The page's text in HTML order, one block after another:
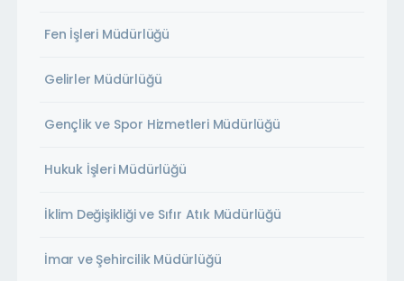
Fen İşleri Müdürlüğü
Gelirler Müdürlüğü
Gençlik ve Spor Hizmetleri Müdürlüğü
Hukuk İşleri Müdürlüğü
İklim Değişikliği ve Sıfır Atık Müdürlüğü
İmar ve Şehircilik Müdürlüğü